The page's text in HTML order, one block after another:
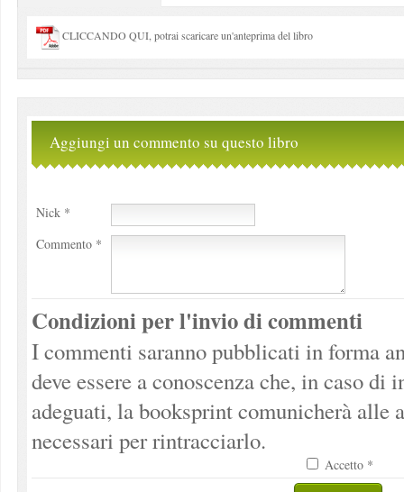
CLICCANDO QUI, potrai scaricare un'anteprima del libro
Aggiungi un commento su questo libro
Nick *
Commento *
Condizioni per l'invio di commenti
I commenti saranno pubblicati in forma
deve essere a conoscenza che, in caso
adeguati, la booksprint comunicherà alle
necessari per rintracciarlo.
Accetto *